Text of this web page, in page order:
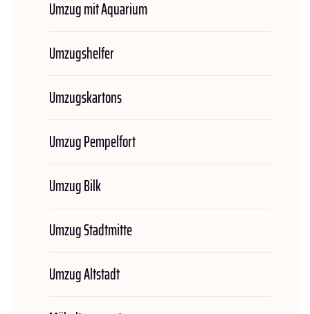
Umzug mit Aquarium
Umzugshelfer
Umzugskartons
Umzug Pempelfort
Umzug Bilk
Umzug Stadtmitte
Umzug Altstadt